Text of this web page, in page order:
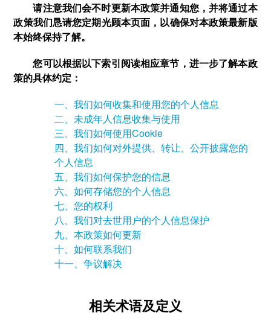
请注意我们会不时更新本政策并通知您，并将通过本
政策我们恳请您定期光顾本页面，以确保对本政策最新版
本始终保持了解。
您可以根据以下索引阅读相应章节，进一步了解本政
策的具体约定：
一、我们如何收集和使用您的个人信息
二、未成年人信息收集与使用
三、我们如何使用Cookie
四、我们如何对外提供、转让、公开披露您的
个人信息
五、我们如何保护您的信息
六、如何存储您的个人信息
七、您的权利
八、我们对去世用户的个人信息保护
九、本政策如何更新
十、如何联系我们
十一、争议解决
相关术语及定义